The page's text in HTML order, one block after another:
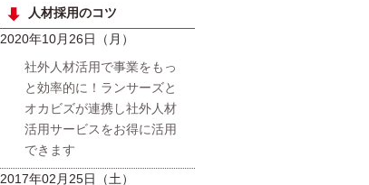
人材採用のコツ
2020年10月26日（月）
社外人材活用で事業をもっ
と効率的に！ランサーズと
オカビズが連携し社外人材
活用サービスをお得に活用
できます
2017年02月25日（土）